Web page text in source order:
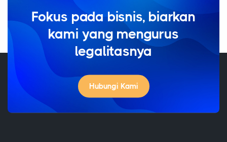
Fokus pada bisnis, biarkan
kami yang mengurus
legalitasnya
Hubungi Kami